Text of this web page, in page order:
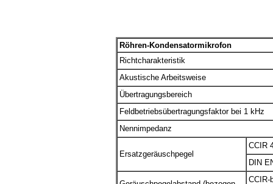
Röhren-Kondensatormikrofon
Richtcharakteristik
Akustische Arbeitsweise
Übertragungsbereich
Feldbetriebsübertragungsfaktor bei 1 kHz
Nennimpedanz
Ersatzgeräuschpegel
CCIR
DIN
CCIR-